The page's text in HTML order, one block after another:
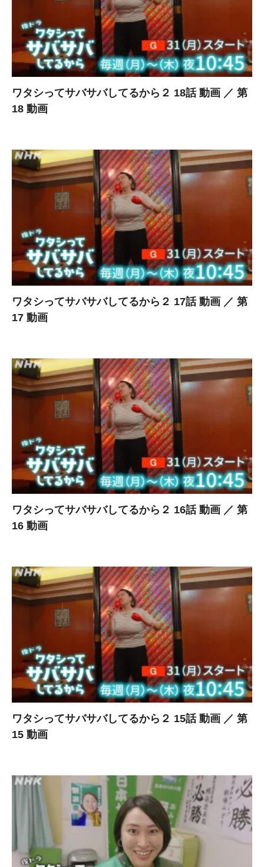
ワタシってサバサバしてるから２ 18話 動画 ／ 第
18 動画
ワタシってサバサバしてるから２ 17話 動画 ／ 第
17 動画
ワタシってサバサバしてるから２ 16話 動画 ／ 第
16 動画
ワタシってサバサバしてるから２ 15話 動画 ／ 第
15 動画